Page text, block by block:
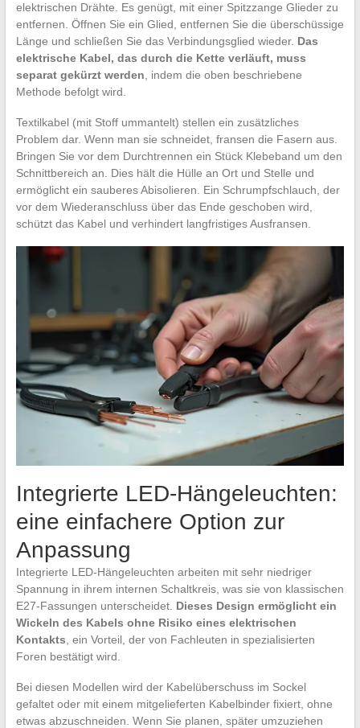
elektrischen Drähte. Es genügt, mit einer Spitzzange Glieder zu
entfernen. Öffnen Sie ein Glied, entfernen Sie die überschüssige
Länge und schließen Sie das Verbindungsglied wieder. Das
elektrische Kabel, das durch die Kette verläuft, muss
separat gekürzt werden, indem die oben beschriebene
Methode befolgt wird.
Textilkabel (mit Stoff ummantelt) stellen ein zusätzliches
Problem dar. Wenn man sie schneidet, fransen die Fasern aus.
Bringen Sie vor dem Durchtrennen ein Stück Klebeband um den
Schnittbereich an. Dies hält die Hülle an Ort und Stelle und
ermöglicht ein sauberes Abisolieren. Ein Schrumpfschlauch, der
vor dem Wiederanschluss über das Ende geschoben wird,
schützt das Kabel und verhindert langfristiges Ausfransen.
Integrierte LED-Hängeleuchten:
eine einfachere Option zur
Anpassung
Integrierte LED-Hängeleuchten arbeiten mit sehr niedriger
Spannung in ihrem internen Schaltkreis, was sie von klassischen
E27-Fassungen unterscheidet. Dieses Design ermöglicht ein
Wickeln des Kabels ohne Risiko eines elektrischen
Kontakts , ein Vorteil, der von Fachleuten in spezialisierten
Foren bestätigt wird.
Bei diesen Modellen wird der Kabelüberschuss im Sockel
gefaltet oder mit einem mitgelieferten Kabelbinder fixiert, ohne
etwas abzuschneiden. Wenn Sie planen, später umzuziehen